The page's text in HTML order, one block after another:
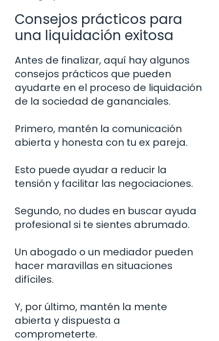
Consejos prácticos para
una liquidación exitosa
Antes de finalizar, aquí hay algunos
consejos prácticos que pueden
ayudarte en el proceso de liquidación
de la sociedad de gananciales.
Primero, mantén la comunicación
abierta y honesta con tu ex pareja.
Esto puede ayudar a reducir la
tensión y facilitar las negociaciones.
Segundo, no dudes en buscar ayuda
profesional si te sientes abrumado.
Un abogado o un mediador pueden
hacer maravillas en situaciones
difíciles.
Y, por último, mantén la mente
abierta y dispuesta a
comprometerte.